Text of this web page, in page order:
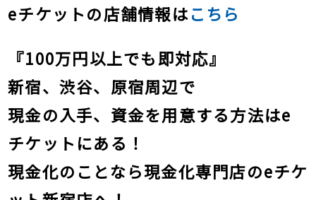
eチケットの店舗情報はこちら
『100万円以上でも即対応』
新宿、渋谷、原宿周辺で
現金の入手、資金を用意する方法はe
チケットにある！
現金化のことなら現金化専門店のeチケ